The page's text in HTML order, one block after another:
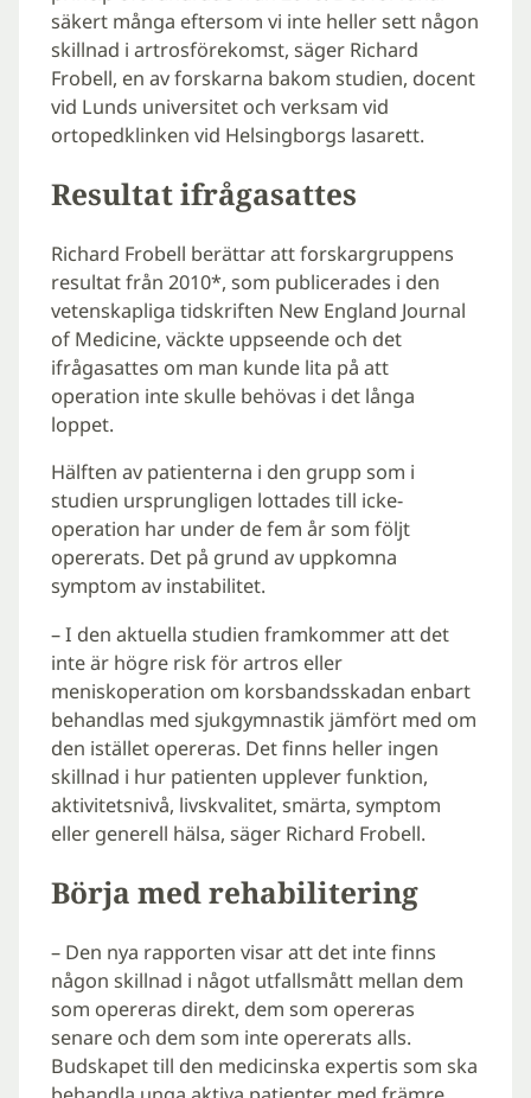
säkert många eftersom vi inte heller sett någon
skillnad i artrosförekomst, säger Richard
Frobell, en av forskarna bakom studien, docent
vid Lunds universitet och verksam vid
ortopedklinken vid Helsingborgs lasarett.
Resultat ifrågasattes
Richard Frobell berättar att forskargruppens
resultat från 2010*, som publicerades i den
vetenskapliga tidskriften New England Journal
of Medicine, väckte uppseende och det
ifrågasattes om man kunde lita på att
operation inte skulle behövas i det långa
loppet.
Hälften av patienterna i den grupp som i
studien ursprungligen lottades till icke-
operation har under de fem år som följt
opererats. Det på grund av uppkomna
symptom av instabilitet.
– I den aktuella studien framkommer att det
inte är högre risk för artros eller
meniskoperation om korsbandsskadan enbart
behandlas med sjukgymnastik jämfört med om
den istället opereras. Det finns heller ingen
skillnad i hur patienten upplever funktion,
aktivitetsnivå, livskvalitet, smärta, symptom
eller generell hälsa, säger Richard Frobell.
Börja med rehabilitering
– Den nya rapporten visar att det inte finns
någon skillnad i något utfallsmått mellan dem
som opereras direkt, dem som opereras
senare och dem som inte opererats alls.
Budskapet till den medicinska expertis som ska